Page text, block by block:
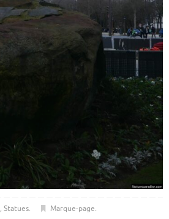
, Statues. Marque-page.